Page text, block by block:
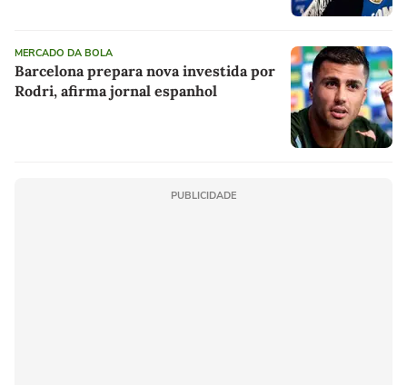
MERCADO DA BOLA
Barcelona prepara nova investida por
Rodri, afirma jornal espanhol
PUBLICIDADE